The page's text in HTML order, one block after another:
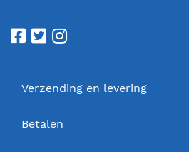
Verzending en levering
Betalen